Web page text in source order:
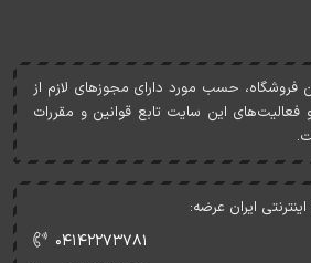
فروشگاه، حسب مورد دارای مجوزهای لازم از
فعاليت‌های اين سايت تابع قوانين و مقررات
ایران عرضه:
۰۴۱۴۲۲۷۳۷۸۱